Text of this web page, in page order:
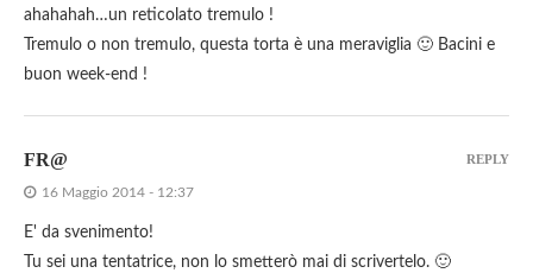
ahahahah…un reticolato tremulo !
Tremulo o non tremulo, questa torta è una meraviglia 🙂 Bacini e
buon week-end !
FR@
16 Maggio 2014 - 12:37
E' da svenimento!
Tu sei una tentatrice, non lo smetterò mai di scrivertelo. 🙂
REPLY